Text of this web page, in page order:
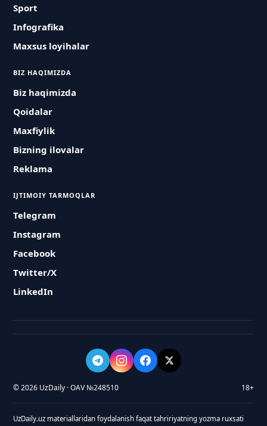
Sport
Infografika
Maxsus loyihalar
BIZ HAQIMIZDA
Biz haqimizda
Qoidalar
Maxfiylik
Bizning ilovalar
Reklama
IJTIMOIY TARMOQLAR
Telegram
Instagram
Facebook
Twitter/X
LinkedIn
© 2026 UzDaily · OAV №248510 18+
UzDaily.uz materiallaridan foydalanish faqat tahririyatning yozma ruxsati